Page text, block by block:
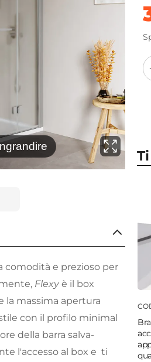
comodità e prezioso per
Flexy è il box
la massima apertura
con il profilo minimal
della barra salva-
l'accesso al box e ti